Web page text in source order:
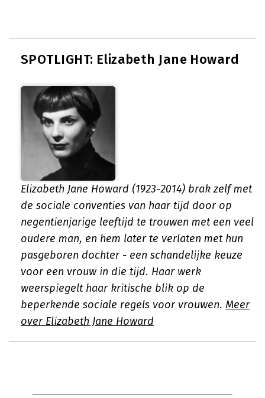
SPOTLIGHT: Elizabeth Jane Howard
Elizabeth Jane Howard (1923-2014) brak zelf met
de sociale conventies van haar tijd door op
negentienjarige leeftijd te trouwen met een veel
oudere man, en hem later te verlaten met hun
pasgeboren dochter - een schandelijke keuze
voor een vrouw in die tijd. Haar werk
weerspiegelt haar kritische blik op de
beperkende sociale regels voor vrouwen. Meer
over Elizabeth Jane Howard